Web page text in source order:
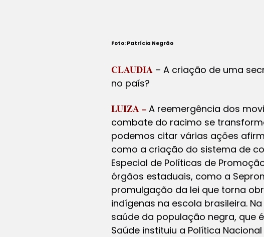
Foto: Patrícia Negrão
CLAUDIA – A criação de uma
no país?
LUIZA – A reemergência dos
combate do racimo se
podemos citar várias ações
como a criação do sistema de
Especial de Políticas de
órgãos estaduais, como a
promulgação da lei que torna
indígenas na escola brasileira.
saúde da população negra, que
Saúde instituiu a Política